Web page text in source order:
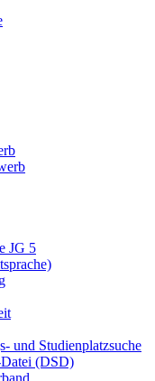
JG 5
und Studienplatzsuche
Datei (DSD)